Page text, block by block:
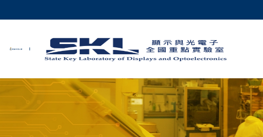
to
content
科大新闻
校园地图及指南
Sections